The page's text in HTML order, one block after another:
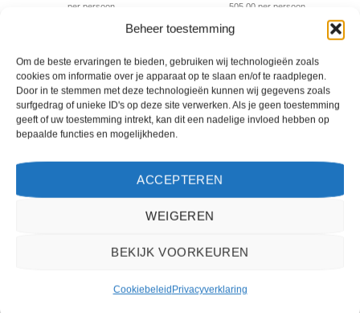
Beheer toestemming
Om de beste ervaringen te bieden, gebruiken wij technologieën zoals
cookies om informatie over je apparaat op te slaan en/of te raadplegen.
Door in te stemmen met deze technologieën kunnen wij gegevens zoals
surfgedrag of unieke ID's op deze site verwerken. Als je geen toestemming
geeft of uw toestemming intrekt, kan dit een nadelige invloed hebben op
bepaalde functies en mogelijkheden.
ACCEPTEREN
WEIGEREN
BEKIJK VOORKEUREN
CookiebeleidPrivacyverklaring
per persoon.
PRIJZEN EN BOEKEN
505.00 per persoon.
PRIJZEN EN BOEKEN
WAT ZE OVER ONS ZEGGEN